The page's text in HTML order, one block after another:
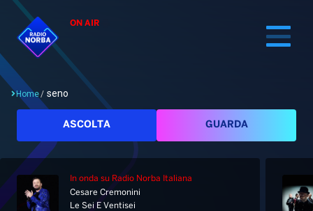
ON AIR
Home
Home/ seno
ASCOLTA GUARDA
In onda su Radio Norba Italiana
Cesare Cremonini
Le Sei E Ventisei